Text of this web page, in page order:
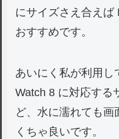
にサイズさえ合えば
おすすめです。
あいにく私が利用し
Watch 8 に対応する
ど、水に濡れても画
くちゃ良いです。